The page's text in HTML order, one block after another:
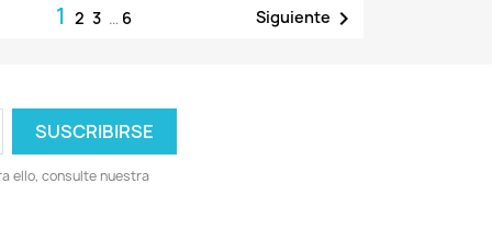
1 2 3 … 6 Siguiente 
ello, consulte nuestra